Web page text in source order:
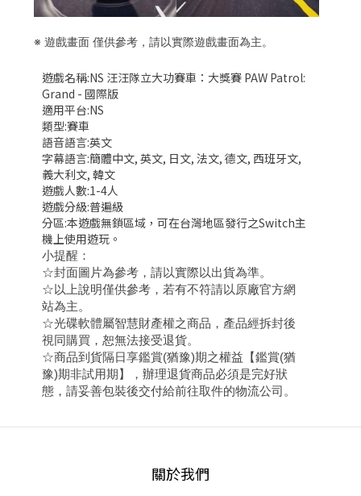
※ 遊戲畫面 僅供參考，請以實際遊戲畫面為主。
遊戲名稱:NS 汪汪隊立大功賽車：大獎賽 PAW Patrol:
Grand - 國際版
適用平台:NS
類型:賽車
語音語言:英文
字幕語言:簡體中文, 英文, 日文, 法文, 德文, 西班牙文,
義大利文, 韓文
遊戲人數:1-4人
遊戲分級:普遍級
分區:本遊戲無鎖區域，可在台灣地區發行之Switch主
機上使用遊玩。
小提醒：
☆封面圖片為參考，請以實際以出貨為準。
☆以上說明僅供參考，若有不符請以原廠官方網
站為主。
☆光碟軟體屬智慧財產權之商品，產品經拆封後
視同購買，恕無法接受退貨。
☆商品到貨隔日享鑑賞(猶豫)期之權益【鑑賞(猶
豫)期非試用期】，辦理退貨商品必須是完好狀
態，請妥善包裝後交付給前往取件的物流公司。
關於我們